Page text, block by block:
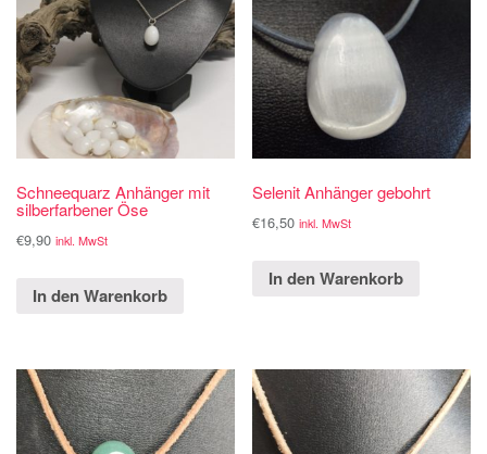
Schneequarz Anhänger mit
silberfarbener Öse
€9,90 inkl. MwSt
In den Warenkorb
Selenit Anhänger gebohrt
€16,50 inkl. MwSt
In den Warenkorb